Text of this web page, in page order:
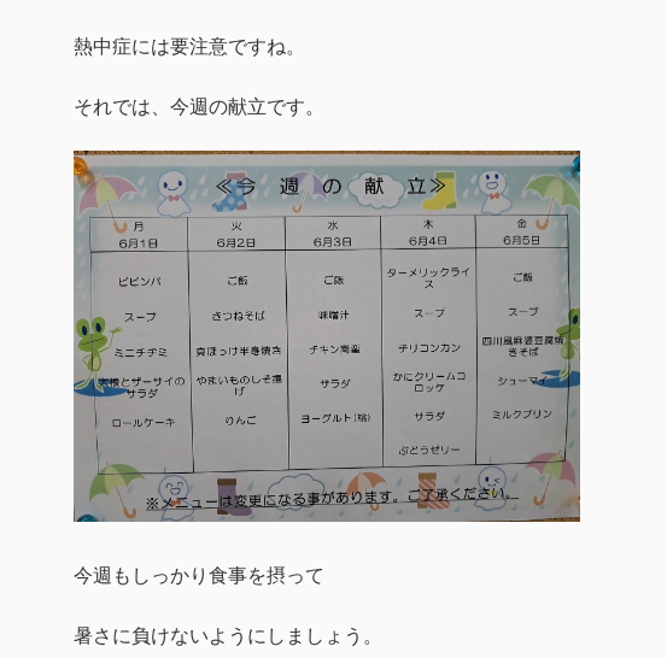
熱中症には要注意ですね。
それでは、今週の献立です。
今週もしっかり食事を摂って
暑さに負けないようにしましょう。